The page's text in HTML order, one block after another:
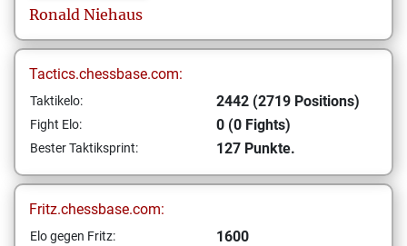
Ronald Niehaus
Tactics.chessbase.com:
Taktikelo: 2442 (2719 Positions)
Fight Elo: 0 (0 Fights)
Bester Taktiksprint: 127 Punkte.
Fritz.chessbase.com:
Elo gegen Fritz: 1600